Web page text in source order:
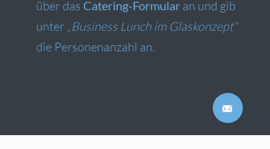
über das Catering-Formular an und gib
unter „Business Lunch im Glaskonzept“
die Personenanzahl an.